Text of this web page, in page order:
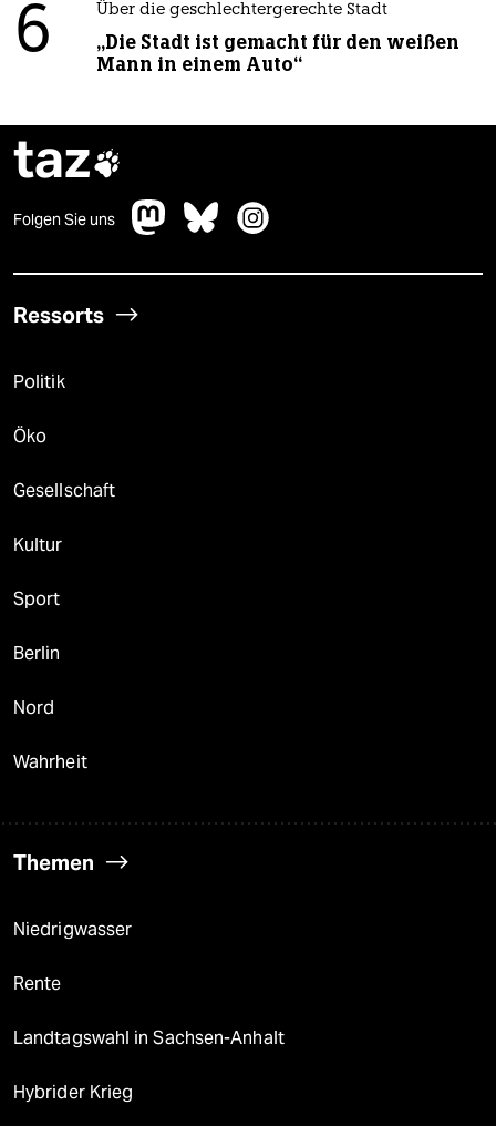
6 Über die geschlechtergerechte Stadt
„Die Stadt ist gemacht für den weißen
Mann in einem Auto“
taz
Folgen Sie uns
Ressorts
Politik
Öko
Gesellschaft
Kultur
Sport
Berlin
Nord
Wahrheit
Themen
Niedrigwasser
Rente
Landtagswahl in Sachsen-Anhalt
Hybrider Krieg